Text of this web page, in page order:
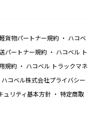
貨物パートナー規約
ハコベ
パートナー規約
ハコベル ト
規約
ハコベル トラックマネ
ハコベル株式会社プライバシー
ュリティ基本方針
特定商取